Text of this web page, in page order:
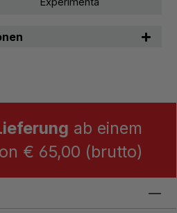
ab einem
€ 65,00 (brutto)